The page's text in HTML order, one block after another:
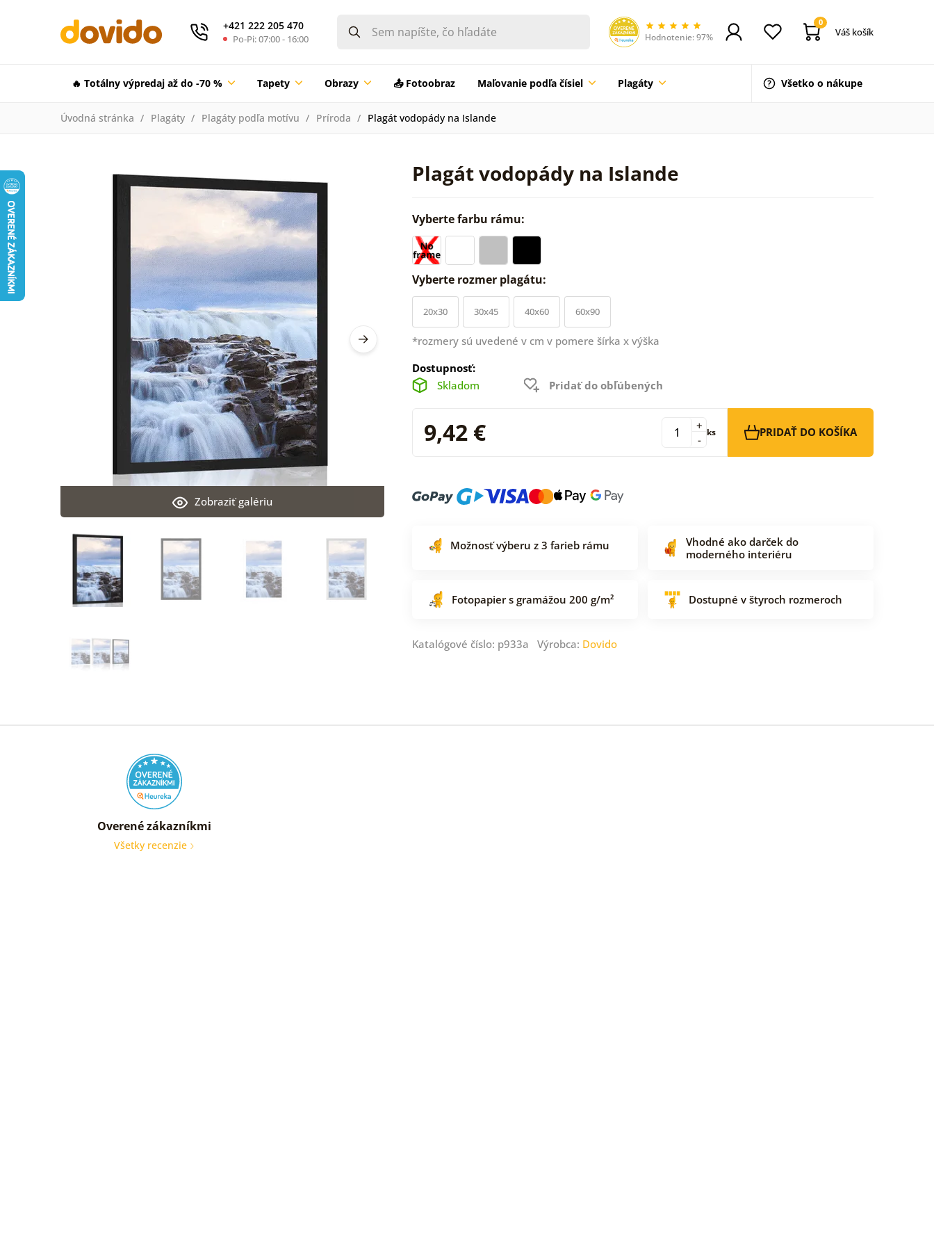
+421 222 205 470
Po-Pi: 07:00 - 16:00 Hodnotenie: 97%
0
Váš košík
🔥 Totálny výpredaj až do -70 % Tapety Obrazy 📤 Fotoobraz Maľovanie podľa čísiel Plagáty Všetko o nákupe
Úvodná stránka Plagáty Plagáty podľa motívu Príroda Plagát vodopády na Islande
Plagát vodopády na Islande
Zobraziť galériu
Vyberte farbu rámu:
Vyberte rozmer plagátu:
20x30 30x45 40x60 60x90
*rozmery sú uvedené v cm v pomere šírka x výška
Dostupnosť:
Skladom
Pridať do obľúbených
9,42 € -
+ ks PRIDAŤ DO KOŠÍKA
Možnosť výberu z 3 farieb rámu
Vhodné ako darček do
moderného interiéru
Fotopapier s gramážou 200 g/m² Dostupné v štyroch rozmeroch
Katalógové číslo: p933a Výrobca: Dovido
Overené zákazníkmi
Všetky recenzie